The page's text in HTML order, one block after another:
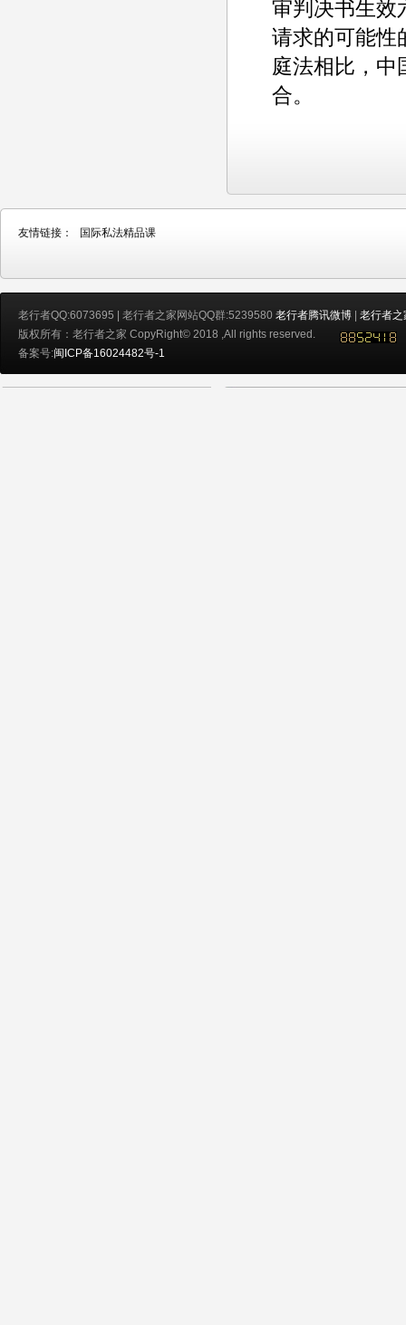
审判决书生效
请求的可能性
庭法相比，中
合。
友情链接： 国际私法精品课
老行者QQ:6073695 | 老行者之家网站QQ群:5239580 老行者腾讯微博 | 老行者之
版权所有：老行者之家 CopyRight© 2018 ,All rights reserved.
备案号:闽ICP备16024482号-1